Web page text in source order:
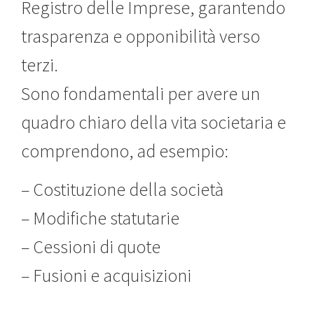
Registro delle Imprese, garantendo
trasparenza e opponibilità verso
terzi.
Sono fondamentali per avere un
quadro chiaro della vita societaria e
comprendono, ad esempio:
– Costituzione della società
– Modifiche statutarie
– Cessioni di quote
– Fusioni e acquisizioni